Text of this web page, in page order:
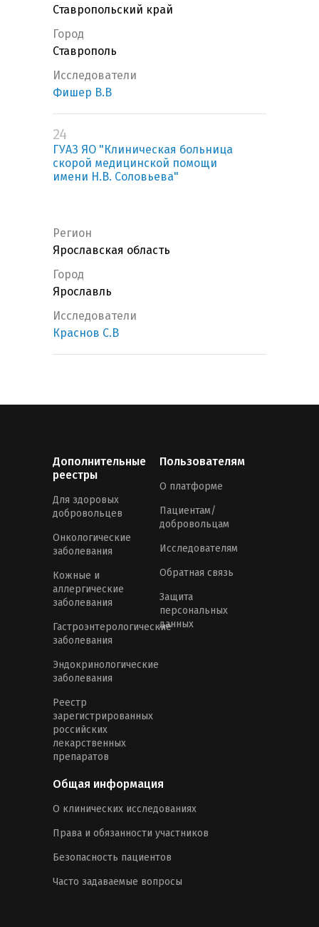
Ставропольский край
Город
Ставрополь
Исследователи
Фишер В.В
24
ГУАЗ ЯО "Клиническая больница
скорой медицинской помощи
имени Н.В. Соловьева"
Регион
Ярославская область
Город
Ярославль
Исследователи
Краснов С.В
Дополнительные
реестры
Для здоровых
добровольцев
Онкологические
заболевания
Кожные и
аллергические
заболевания
Гастроэнтерологические
заболевания
Эндокринологические
заболевания
Реестр
зарегистрированных
российских
лекарственных
препаратов
Пользователям
О платформе
Пациентам/
добровольцам
Исследователям
Обратная связь
Защита
персональных
данных
Общая информация
О клинических исследованиях
Права и обязанности участников
Безопасность пациентов
Часто задаваемые вопросы